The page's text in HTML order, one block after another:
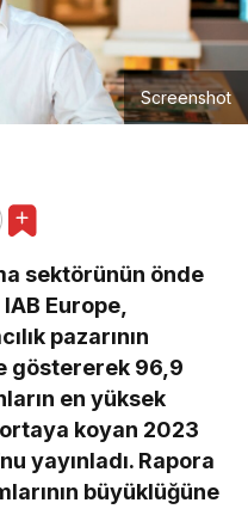
Screenshot
sektörünün önde
Europe,
pazarının
göstererek 96,9
en yüksek
ortaya koyan 2023
yayınladı. Rapora
büyüklüğüne